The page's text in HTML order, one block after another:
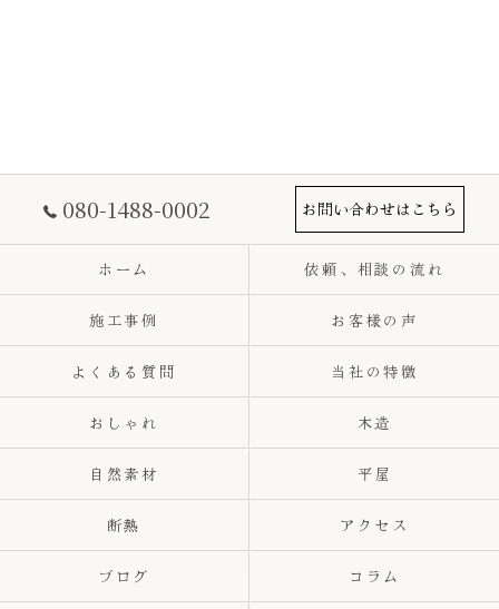
080-1488-0002 お問い合わせはこちら
ホーム 依頼、相談の流れ
施工事例 お客様の声
よくある質問 当社の特徴
おしゃれ 木造
自然素材 平屋
断熱 アクセス
ブログ コラム